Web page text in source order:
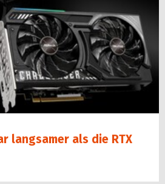
langsamer als die RTX